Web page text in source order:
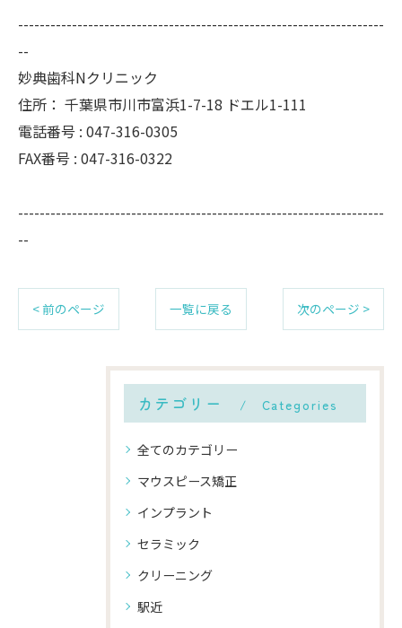
--------------------------------------------------------------------
--
妙典歯科Nクリニック
住所： 千葉県市川市富浜1-7-18 ドエル1-111
電話番号 : 047-316-0305
FAX番号 : 047-316-0322
--------------------------------------------------------------------
--
< 前のページ 一覧に戻る 次のページ >
カテゴリー Categories
全てのカテゴリー
マウスピース矯正
インプラント
セラミック
クリーニング
駅近